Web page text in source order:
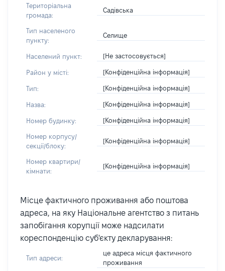
Територіальна
громада:
Садівська
Тип населеного
пункту:
Селище
Населений пункт: [Не застосовується]
Район у місті: [Конфіденційна інформація]
Тип: [Конфіденційна інформація]
Назва: [Конфіденційна інформація]
Номер будинку: [Конфіденційна інформація]
Номер корпусу/
секції/блоку:
[Конфіденційна інформація]
Номер квартири/
кімнати:
[Конфіденційна інформація]
Місце фактичного проживання або поштова
адреса, на яку Національне агентство з питань
запобігання корупції може надсилати
кореспонденцію суб'єкту декларування:
Тип адреси:
це адреса місця фактичного
проживання